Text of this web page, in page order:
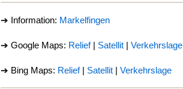
➔ Information: Markelfingen
➔ Google Maps: Relief| Satellit | Verkehrslage
➔ Bing Maps: Relief| Satellit | Verkehrslage